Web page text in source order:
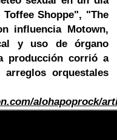
Shoppe", "The
influencia Motown,
y uso de órgano
producción corrió a
orquestales
alohapoprock/